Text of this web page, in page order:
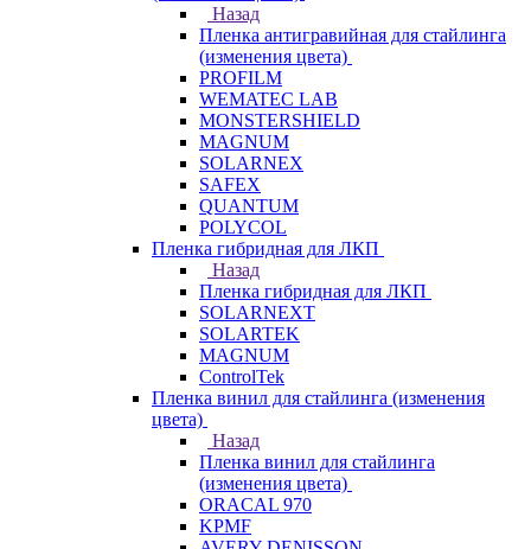
Назад
Пленка антигравийная для стайлинга
(изменения цвета)
PROFILM
WEMATEC LAB
MONSTERSHIELD
MAGNUM
SOLARNEX
SAFEX
QUANTUM
POLYCOL
Пленка гибридная для ЛКП
Назад
Пленка гибридная для ЛКП
SOLARNEXT
SOLARTEK
MAGNUM
ControlTek
Пленка винил для стайлинга (изменения
цвета)
Назад
Пленка винил для стайлинга
(изменения цвета)
ORACAL 970
KPMF